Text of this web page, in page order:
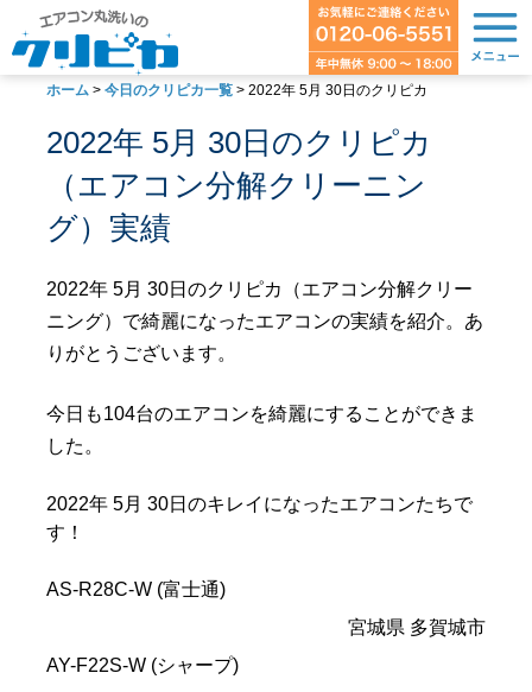
ホーム > 今日のクリピカ一覧 > 2022年 5月 30日のクリピカ
2022年 5月 30日のクリピカ
（エアコン分解クリーニン
グ）実績
2022年 5月 30日のクリピカ（エアコン分解クリー
ニング）で綺麗になったエアコンの実績を紹介。あ
りがとうございます。
今日も104台のエアコンを綺麗にすることができま
した。
2022年 5月 30日のキレイになったエアコンたちで
す！
AS-R28C-W (富士通)
宮城県 多賀城市
AY-F22S-W (シャープ)